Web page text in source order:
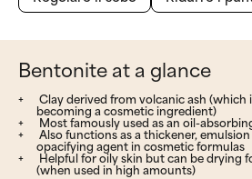
Bentonite at a glance
Clay derived from volcanic ash (which
becoming a cosmetic ingredient)
Most famously used as an oil-
Also functions as a thickener,
opacifying agent in cosmetic formulas
Helpful for oily skin but can be drying
(when used in high amounts)